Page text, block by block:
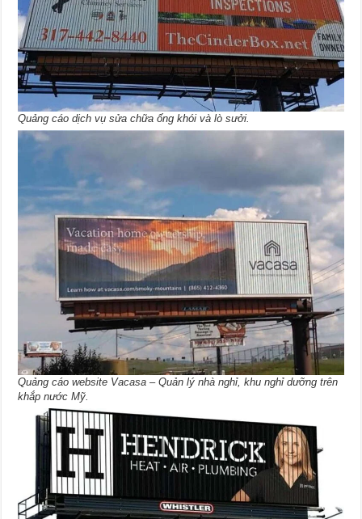
Quảng cáo dịch vụ sửa chữa ống khói và lò sưởi.
Quảng cáo website Vacasa – Quản lý nhà nghỉ, khu nghỉ dưỡng trên
khắp nước Mỹ.